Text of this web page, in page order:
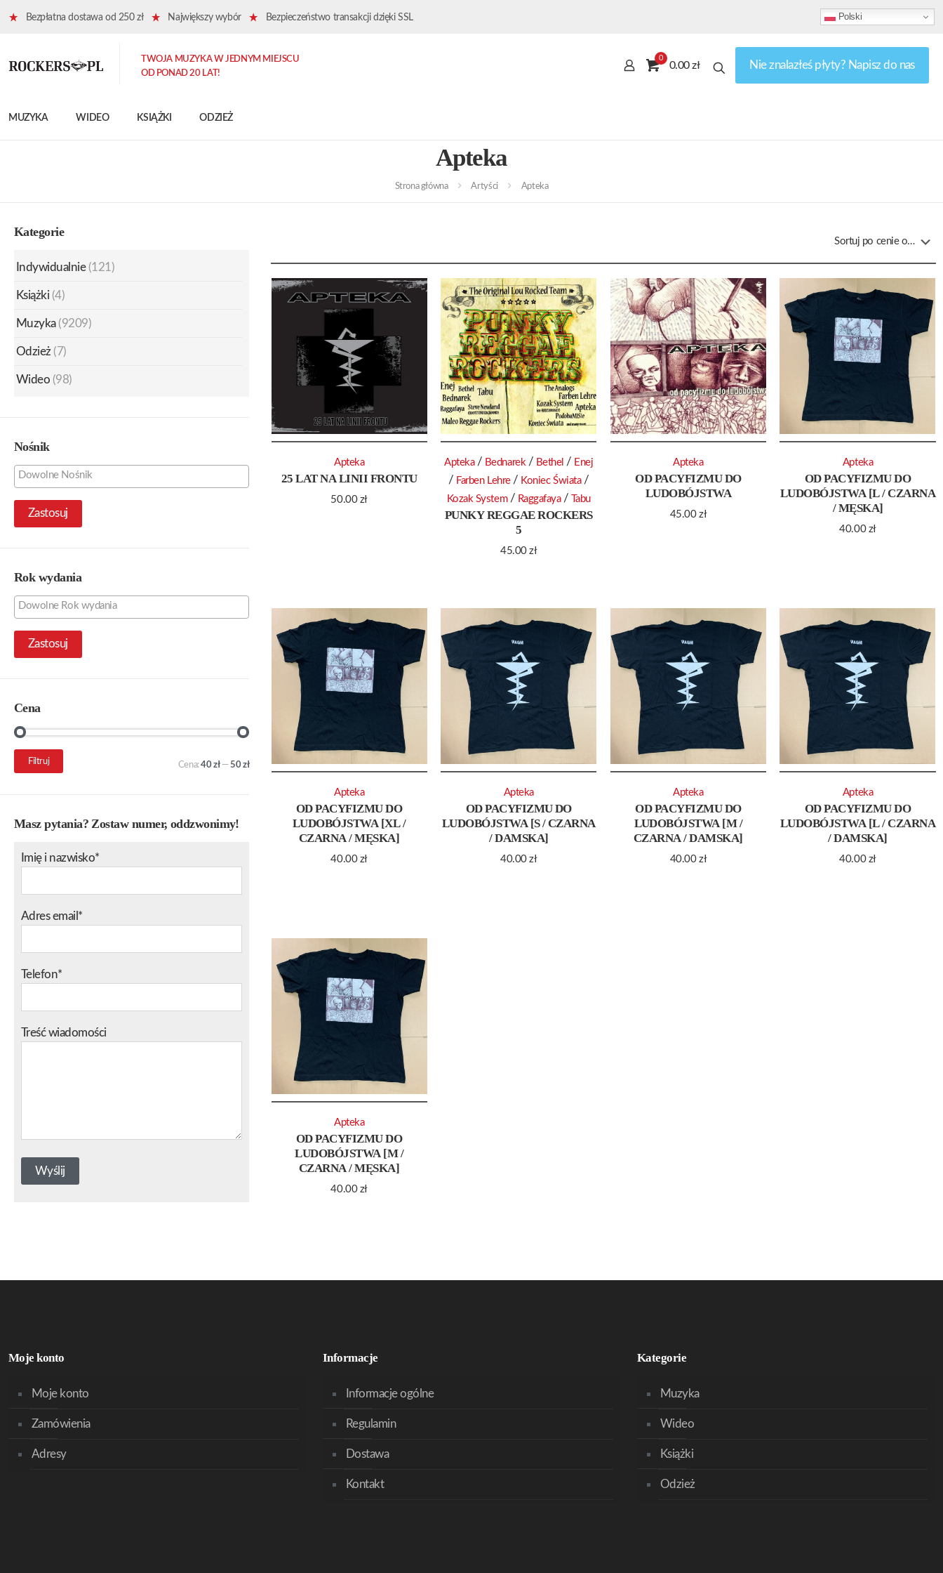
Bezpłatna dostawa od 250 zł Największy wybór Bezpieczeństwo transakcji dzięki SSL Polski
MUZYKA WIDEO KSIĄŻKI ODZIEŻ
TWOJA MUZYKA W JEDNYM MIEJSCU
OD PONAD 20 LAT!
0
0.00 zł Nie znalazłeś płyty? Napisz do nas
Apteka
Strona główna Artyści Apteka
25 LAT NA LINII FRONTU
50.00 zł
Apteka
PUNKY REGGAE ROCKERS
5
45.00zł
Apteka / Bednarek / Bethel / Enej
/ Farben Lehre / Koniec Świata /
Kozak System / Raggafaya / Tabu
OD PACYFIZMU DO
LUDOBÓJSTWA
45.00zł
Apteka
OD PACYFIZMU DO
LUDOBÓJSTWA [L / CZARNA
/ MĘSKA]
40.00 zł
Apteka
OD PACYFIZMU DO
LUDOBÓJSTWA [XL /
CZARNA / MĘSKA]
40.00 zł
Apteka
OD PACYFIZMU DO
LUDOBÓJSTWA [S / CZARNA
/ DAMSKA]
40.00zł
Apteka
OD PACYFIZMU DO
LUDOBÓJSTWA [M /
CZARNA / DAMSKA]
40.00zł
Apteka
OD PACYFIZMU DO
LUDOBÓJSTWA [L / CZARNA
/ DAMSKA]
40.00 zł
Apteka
OD PACYFIZMU DO
LUDOBÓJSTWA [M /
CZARNA / MĘSKA]
40.00 zł
Apteka
Kategorie
Indywidualnie (121)
Książki (4)
Muzyka (9209)
Odzież (7)
Wideo (98)
Nośnik
Zastosuj
Rok wydania
Zastosuj
Cena
Cena
min.
Cena
maks.
Filtruj Cena:40 zł—50 zł
Masz pytania? Zostaw numer, oddzwonimy!
Imię i nazwisko*
Adres email*
Telefon*
Treść wiadomości
Moje konto
Moje konto
Zamówienia
Adresy
Informacje
Informacje ogólne
Regulamin
Dostawa
Kontakt
Kategorie
Muzyka
Wideo
Książki
Odzież